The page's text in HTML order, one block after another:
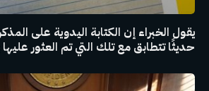
يقول الخبراء إن الكتابة اليدوية على
حديثًا تتطابق مع تلك التي تم العثور